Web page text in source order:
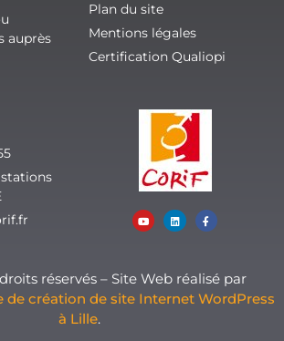
auprès
Plan du site
Mentions légales
Certification Qualiopi
stations
réservés – Site Web réalisé par
de création de site Internet WordPress
à Lille.